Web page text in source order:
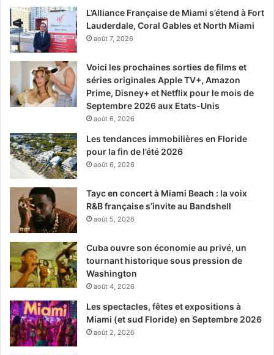
L’Alliance Française de Miami s’étend à Fort
Lauderdale, Coral Gables et North Miami
août 7, 2026
Voici les prochaines sorties de films et
séries originales Apple TV+, Amazon
Prime, Disney+ et Netflix pour le mois de
Septembre 2026 aux Etats-Unis
août 6, 2026
Les tendances immobilières en Floride
pour la fin de l’été 2026
août 6, 2026
Tayc en concert à Miami Beach : la voix
R&B française s’invite au Bandshell
août 5, 2026
Cuba ouvre son économie au privé, un
tournant historique sous pression de
Washington
août 4, 2026
Les spectacles, fêtes et expositions à
Miami (et sud Floride) en Septembre 2026
août 2, 2026